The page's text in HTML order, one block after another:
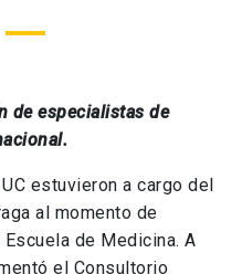
de especialistas de
estuvieron a cargo del
al momento de
de Medicina. A
el Consultorio